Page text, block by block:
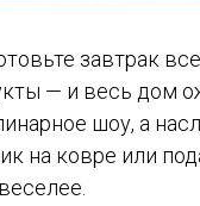
завтрак
— и весь дом
шоу, а
на ковре или